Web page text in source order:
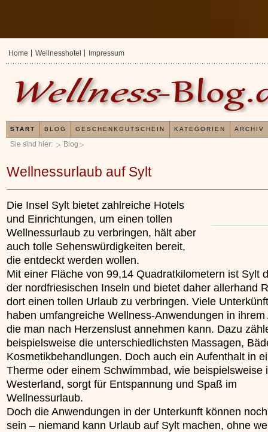
Sie sind hier: Blog
Wellnessurlaub auf Sylt
Die Insel Sylt bietet zahlreiche Hotels
und Einrichtungen, um einen tollen
Wellnessurlaub zu verbringen, hält aber
auch tolle Sehenswürdigkeiten bereit,
die entdeckt werden wollen.
Mit einer Fläche von 99,14 Quadratkilometern ist Sylt
der nordfriesischen Inseln und bietet daher allerhand
dort einen tollen Urlaub zu verbringen. Viele
haben umfangreiche Wellness-Anwendungen in ihrem
die man nach Herzenslust annehmen kann. Dazu
beispielsweise die unterschiedlichsten Massagen,
Kosmetikbehandlungen. Doch auch ein Aufenthalt in
Therme oder einem Schwimmbad, wie beispielsweise
Westerland, sorgt für Entspannung und Spaß im
Wellnessurlaub.
Doch die Anwendungen in der Unterkunft können
sein – niemand kann Urlaub auf Sylt machen, ohne
»»»
Home Wellnesshotel Impressum
START BLOG GESCHENKGUTSCHEIN KATEGORIEN ARCHIV